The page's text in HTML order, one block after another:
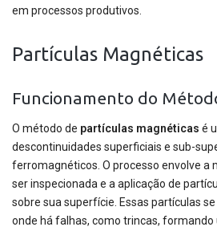
em processos produtivos.
Partículas Magnéticas
Funcionamento do
O método de partículas magnéticas é
descontinuidades superficiais e sub-
ferromagnéticos. O processo envolve a
ser inspecionada e a aplicação de
sobre sua superfície. Essas partículas
onde há falhas, como trincas, formando